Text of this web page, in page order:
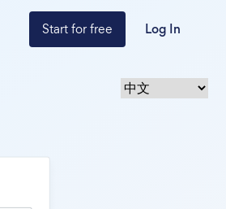
Start for free Log In